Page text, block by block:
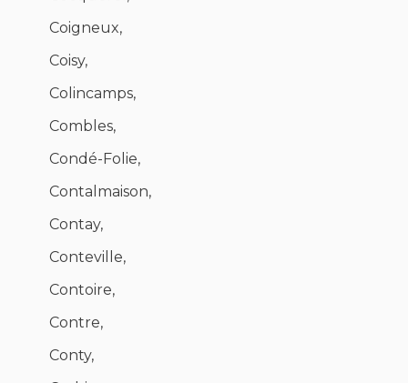
Coigneux,
Coisy,
Colincamps,
Combles,
Condé-Folie,
Contalmaison,
Contay,
Conteville,
Contoire,
Contre,
Conty,